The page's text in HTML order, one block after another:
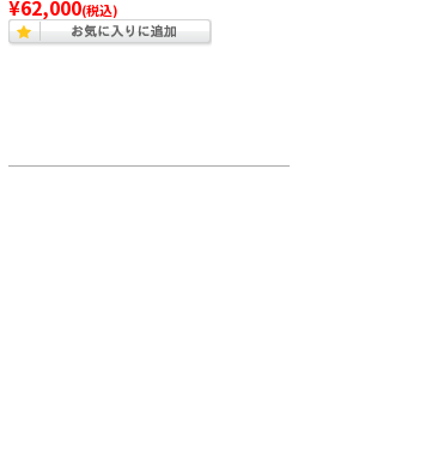
¥62,000(税込)